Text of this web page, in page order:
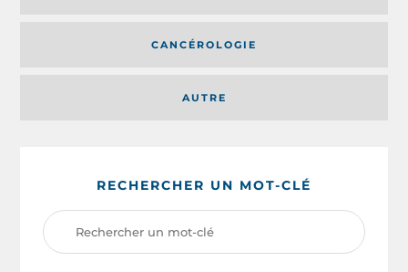
AUTRE
CANCÉROLOGIE
RECHERCHER UN MOT-CLÉ